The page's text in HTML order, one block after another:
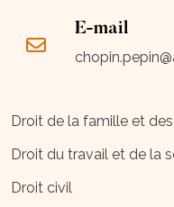
Droit de la famille et
Droit du travail et de la
Droit civil
E-mail